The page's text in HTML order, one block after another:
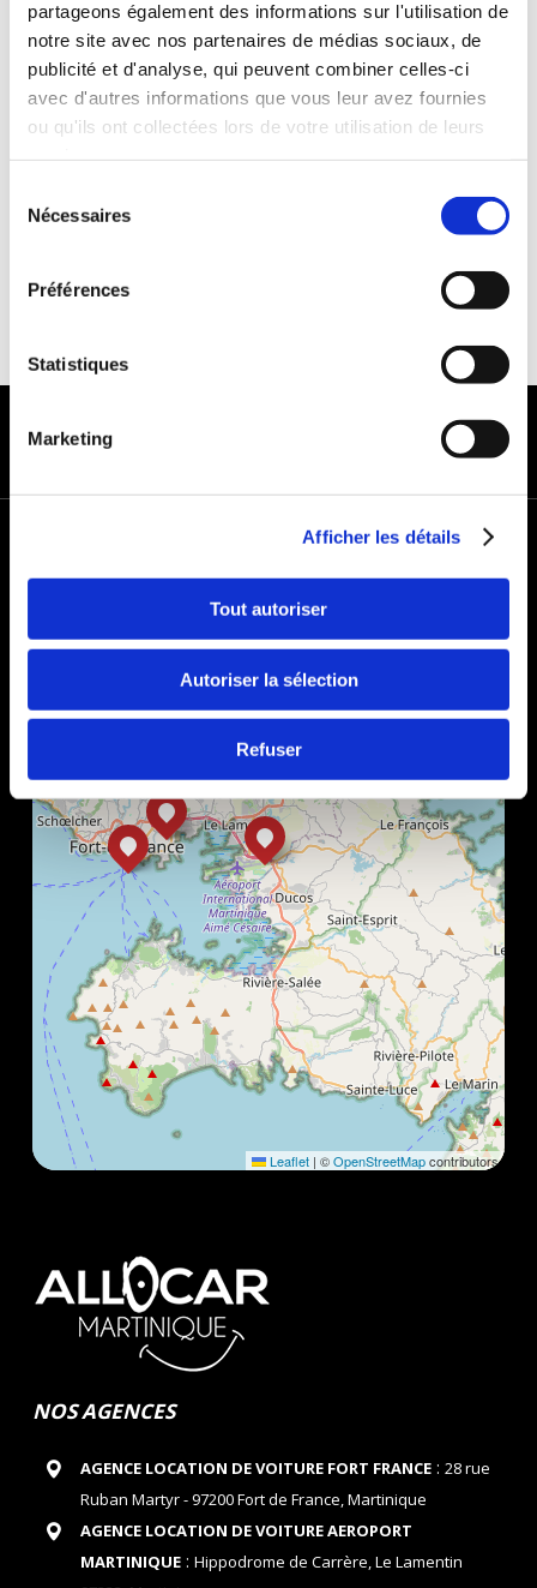
partageons également des informations sur l'utilisation de
notre site avec nos partenaires de médias sociaux, de
publicité et d'analyse, qui peuvent combiner celles-ci
avec d'autres informations que vous leur avez fournies
ou qu'ils ont collectées lors de votre utilisation de leurs
Nécessaires
Préférences
Statistiques
Marketing
Afficher les détails
Tout autoriser
Autoriser la sélection
Refuser
Années de permis :2 ans
ASSURANCE
Franchise : 1000 €
Caution :1000 €
−
Leaflet | ©OpenStreetMapcontributors
NOS AGENCES
AGENCE LOCATION DE VOITURE FORT FRANCE: 28 rue
Ruban Martyr - 97200 Fort de France, Martinique
AGENCE LOCATION DE VOITURE AEROPORT
MARTINIQUE: Hippodrome de Carrère, Le Lamentin